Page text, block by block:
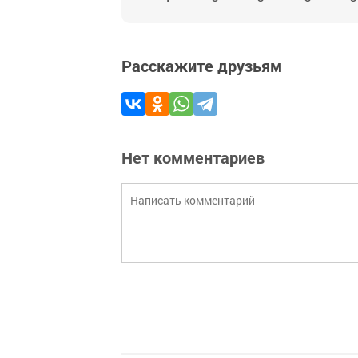
Расскажите друзьям
Нет комментариев